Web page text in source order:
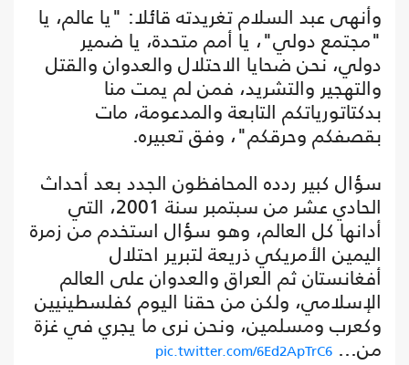
وأنهى عبد السلام تغريدته قائلا: "يا عالم، يا
"مجتمع دولي"، يا أمم متحدة، يا ضمير
دولي، نحن ضحايا الاحتلال والعدوان والقتل
والتهجير والتشريد، فمن لم يمت منا
بدكتاتورياتكم التابعة والمدعومة، مات
بقصفكم وحرقكم"، وفق تعبيره.
سؤال كبير ردده المحافظون الجدد بعد أحداث
الحادي عشر من سبتمبر سنة 2001، التي
أدانها كل العالم، وهو سؤال استخدم من زمرة
اليمين الأمريكي ذريعة لتبرير احتلال
أفغانستان ثم العراق والعدوان على العالم
الإسلامي، ولكن من حقنا اليوم كفلسطينيين
وكعرب ومسلمين، ونحن نرى ما يجري في غزة
من… pic.twitter.com/6Ed2ApTrC6